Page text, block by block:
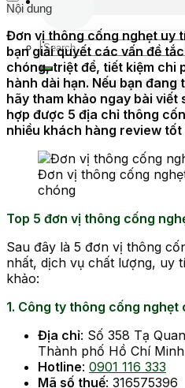
Nội dung
Đơn vị thông cống nghẹt uy
bạn giải quyết các vấn đề
chóng, triệt để, tiết kiệm chi
hành dài hạn. Nếu bạn đang
hãy tham khảo ngay bài
hợp được 5 địa chỉ thông
nhiều khách hàng review tốt
Đơn vị thông cống
chóng
Top 5 đơn vị thông cống
Sau đây là 5 đơn vị thông
nhất, dịch vụ chất lượng, uy
khảo:
1. Công ty thông cống nghẹt
Địa chỉ: Số 358 Tạ
Thành phố Hồ Chí
Hotline: 0901 116 333
Mã số thuế: 316575396